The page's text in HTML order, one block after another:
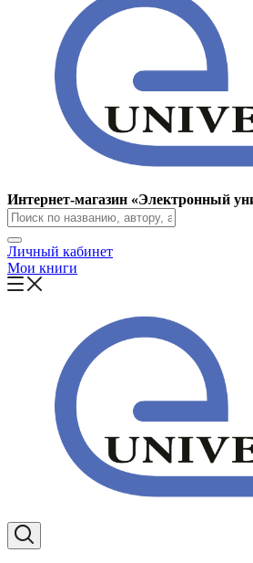
Интернет-магазин «Электронный
Личный кабинет
Мои книги